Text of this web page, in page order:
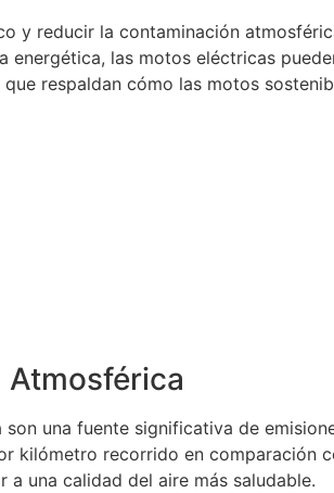
y reducir la contaminación
las motos eléctricas
respaldan cómo las motos
Atmosférica
una fuente significativa de
kilómetro recorrido en comparación
una calidad del aire más saludable.